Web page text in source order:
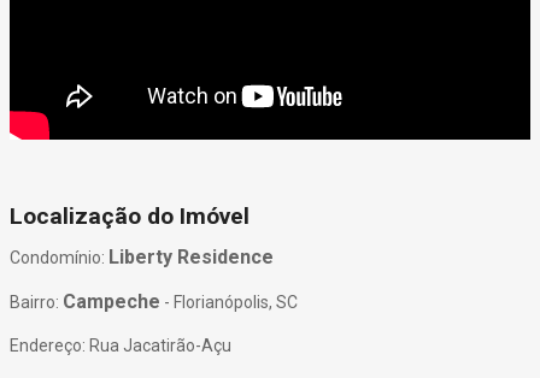
Localização do Imóvel
Condomínio: Liberty Residence
Bairro: Campeche - Florianópolis, SC
Endereço: Rua Jacatirão-Açu